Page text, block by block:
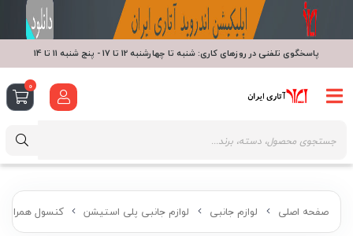
صفحه اصلی لوازم جانبی لوازم جانبی پلی استیشن کنسول همراه
پاسخگوی تلفنی در روزهای کاری: شنبه تا چهارشنبه 12 تا 17 - پنج شنبه 11 تا 14
0